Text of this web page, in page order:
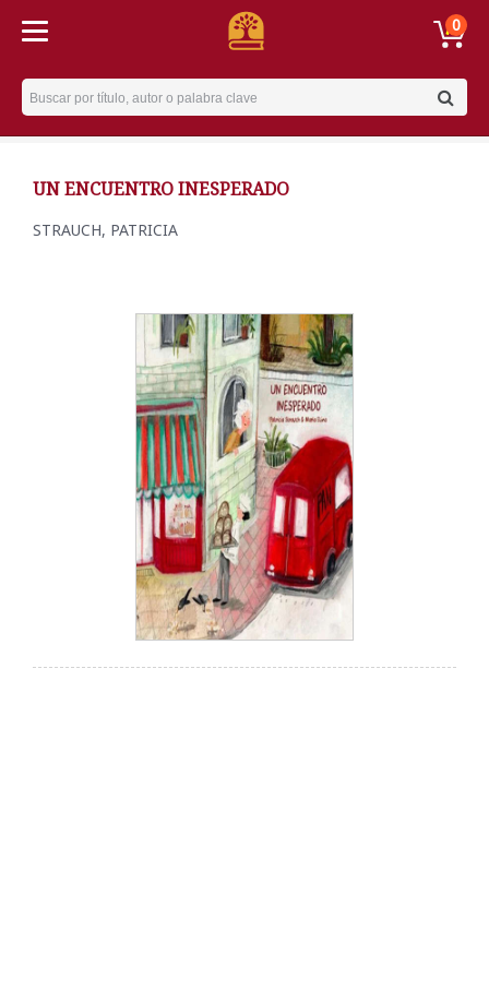
0
Username
UN ENCUENTRO INESPERADO
STRAUCH, PATRICIA